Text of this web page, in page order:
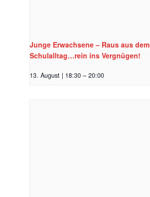
Junge Erwachsene – Raus aus dem
Schulalltag…rein ins Vergnügen!
13. August | 18:30 – 20:00